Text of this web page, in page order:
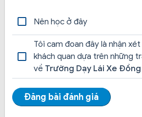
và hỗ trợ hoàn thành hồ sơ đăng ký
Các khóa học xuất sắc được
gia học
Khóa đào tạo lái xe hạng bằng
tiên và dành riêng cho các bạn
Nên học ở đây
Tôi cam đoan đây là nhận
khách quan dựa trên những
về Trường Dạy Lái Xe
Đăng bài đánh giá